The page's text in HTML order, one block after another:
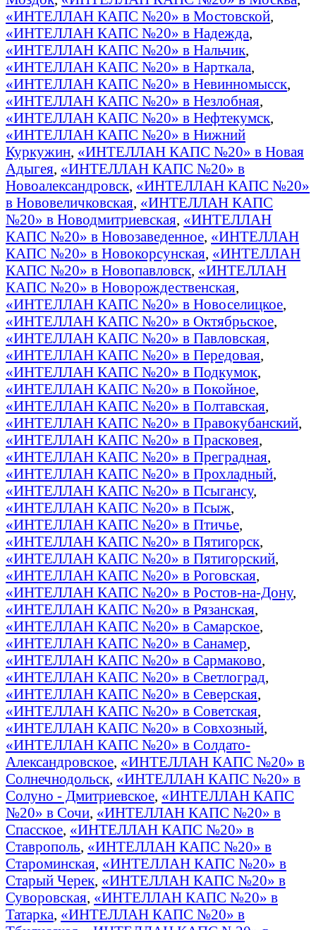
«ИНТЕЛЛАН КАПС №20» в Мостовской,
«ИНТЕЛЛАН КАПС №20» в Надежда,
«ИНТЕЛЛАН КАПС №20» в Нальчик,
«ИНТЕЛЛАН КАПС №20» в Нарткала,
«ИНТЕЛЛАН КАПС №20» в Невинномысск,
«ИНТЕЛЛАН КАПС №20» в Незлобная,
«ИНТЕЛЛАН КАПС №20» в Нефтекумск,
«ИНТЕЛЛАН КАПС №20» в Нижний
Куркужин, «ИНТЕЛЛАН КАПС №20» в Новая
Адыгея, «ИНТЕЛЛАН КАПС №20» в
Новоалександровск, «ИНТЕЛЛАН КАПС №20»
в Нововеличковская, «ИНТЕЛЛАН КАПС
№20» в Новодмитриевская, «ИНТЕЛЛАН
КАПС №20» в Новозаведенное, «ИНТЕЛЛАН
КАПС №20» в Новокорсунская, «ИНТЕЛЛАН
КАПС №20» в Новопавловск, «ИНТЕЛЛАН
КАПС №20» в Новорождественская,
«ИНТЕЛЛАН КАПС №20» в Новоселицкое,
«ИНТЕЛЛАН КАПС №20» в Октябрьское,
«ИНТЕЛЛАН КАПС №20» в Павловская,
«ИНТЕЛЛАН КАПС №20» в Передовая,
«ИНТЕЛЛАН КАПС №20» в Подкумок,
«ИНТЕЛЛАН КАПС №20» в Покойное,
«ИНТЕЛЛАН КАПС №20» в Полтавская,
«ИНТЕЛЛАН КАПС №20» в Правокубанский,
«ИНТЕЛЛАН КАПС №20» в Прасковея,
«ИНТЕЛЛАН КАПС №20» в Преградная,
«ИНТЕЛЛАН КАПС №20» в Прохладный,
«ИНТЕЛЛАН КАПС №20» в Псыгансу,
«ИНТЕЛЛАН КАПС №20» в Псыж,
«ИНТЕЛЛАН КАПС №20» в Птичье,
«ИНТЕЛЛАН КАПС №20» в Пятигорск,
«ИНТЕЛЛАН КАПС №20» в Пятигорский,
«ИНТЕЛЛАН КАПС №20» в Роговская,
«ИНТЕЛЛАН КАПС №20» в Ростов-на-Дону,
«ИНТЕЛЛАН КАПС №20» в Рязанская,
«ИНТЕЛЛАН КАПС №20» в Самарское,
«ИНТЕЛЛАН КАПС №20» в Санамер,
«ИНТЕЛЛАН КАПС №20» в Сармаково,
«ИНТЕЛЛАН КАПС №20» в Светлоград,
«ИНТЕЛЛАН КАПС №20» в Северская,
«ИНТЕЛЛАН КАПС №20» в Советская,
«ИНТЕЛЛАН КАПС №20» в Совхозный,
«ИНТЕЛЛАН КАПС №20» в Солдато-
Александровское, «ИНТЕЛЛАН КАПС №20» в
Солнечнодольск, «ИНТЕЛЛАН КАПС №20» в
Солуно - Дмитриевское, «ИНТЕЛЛАН КАПС
№20» в Сочи, «ИНТЕЛЛАН КАПС №20» в
Спасское, «ИНТЕЛЛАН КАПС №20» в
Ставрополь, «ИНТЕЛЛАН КАПС №20» в
Староминская, «ИНТЕЛЛАН КАПС №20» в
Старый Черек, «ИНТЕЛЛАН КАПС №20» в
Суворовская, «ИНТЕЛЛАН КАПС №20» в
Татарка, «ИНТЕЛЛАН КАПС №20» в